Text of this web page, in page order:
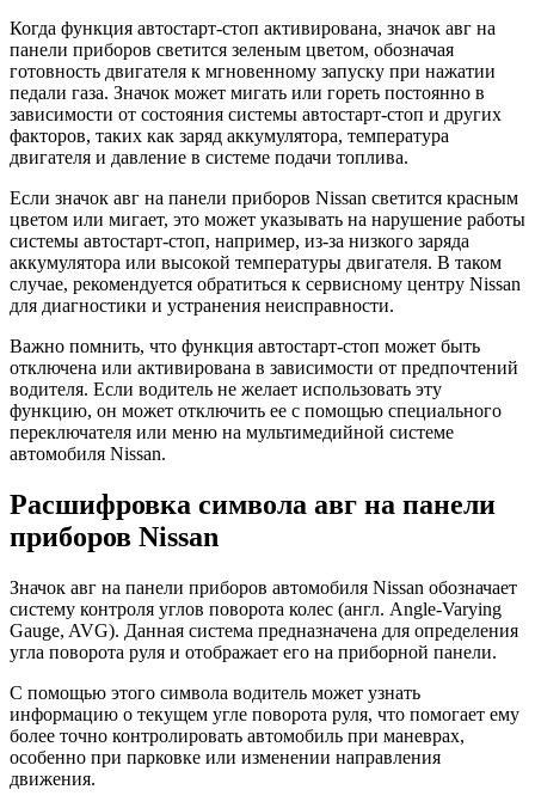
Когда функция автостарт-стоп активирована, значок авг на
панели приборов светится зеленым цветом, обозначая
готовность двигателя к мгновенному запуску при нажатии
педали газа. Значок может мигать или гореть постоянно в
зависимости от состояния системы автостарт-стоп и других
факторов, таких как заряд аккумулятора, температура
двигателя и давление в системе подачи топлива.
Если значок авг на панели приборов Nissan светится красным
цветом или мигает, это может указывать на нарушение работы
системы автостарт-стоп, например, из-за низкого заряда
аккумулятора или высокой температуры двигателя. В таком
случае, рекомендуется обратиться к сервисному центру Nissan
для диагностики и устранения неисправности.
Важно помнить, что функция автостарт-стоп может быть
отключена или активирована в зависимости от предпочтений
водителя. Если водитель не желает использовать эту
функцию, он может отключить ее с помощью специального
переключателя или меню на мультимедийной системе
автомобиля Nissan.
Расшифровка символа авг на панели
приборов Nissan
Значок авг на панели приборов автомобиля Nissan обозначает
систему контроля углов поворота колес (англ. Angle-Varying
Gauge, AVG). Данная система предназначена для определения
угла поворота руля и отображает его на приборной панели.
С помощью этого символа водитель может узнать
информацию о текущем угле поворота руля, что помогает ему
более точно контролировать автомобиль при маневрах,
особенно при парковке или изменении направления
движения.